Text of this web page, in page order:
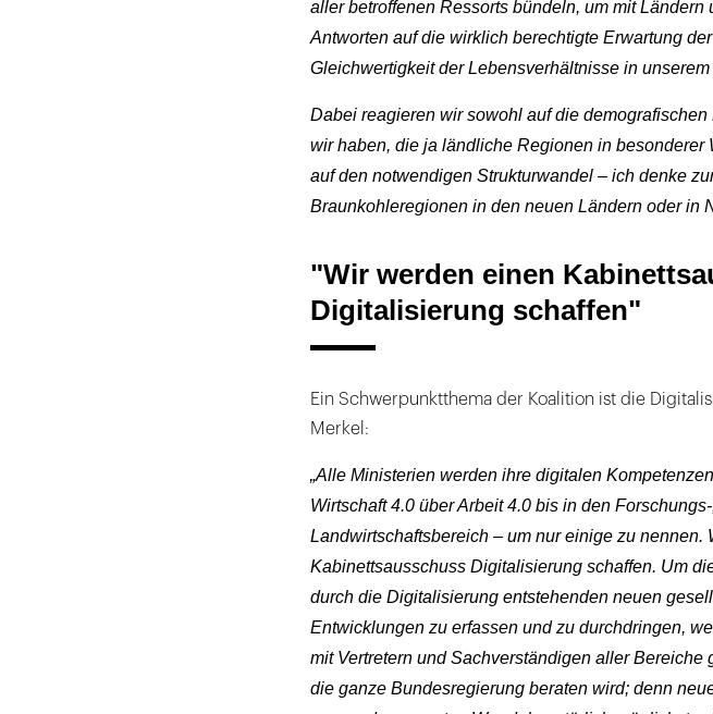
aller betroffenen Ressorts bündeln, um mit Ländern
Antworten auf die wirklich berechtigte Erwartung
Gleichwertigkeit der Lebensverhältnisse in
Dabei reagieren wir sowohl auf die
wir haben, die ja ländliche Regionen in besonderer
auf den notwendigen Strukturwandel – ich denke
Braunkohleregionen in den neuen Ländern oder in
"Wir werden einen
Digitalisierung schaffen"
Ein Schwerpunktthema der Koalition ist die
Merkel:
„Alle Ministerien werden ihre digitalen
Wirtschaft 4.0 über Arbeit 4.0 bis in den
Landwirtschaftsbereich – um nur einige zu nennen.
Kabinettsausschuss Digitalisierung schaffen. Um
durch die Digitalisierung entstehenden neuen
Entwicklungen zu erfassen und zu durchdringen,
mit Vertretern und Sachverständigen aller Bereiche
die ganze Bundesregierung beraten wird; denn